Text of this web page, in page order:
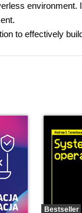
to effectively
Bestseller